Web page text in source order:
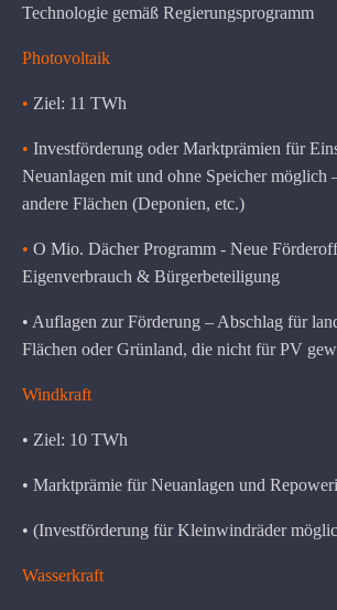
Technologie gemäß Regierungsprogramm
Photovoltaik
• Ziel: 11 TWh
• Investförderung oder Marktprämien für
Neuanlagen mit und ohne Speicher möglich
andere Flächen (Deponien, etc.)
• O Mio. Dächer Programm - Neue
Eigenverbrauch & Bürgerbeteiligung
• Auflagen zur Förderung – Abschlag für
Flächen oder Grünland, die nicht für PV
Windkraft
• Ziel: 10 TWh
• Marktprämie für Neuanlagen und
• (Investförderung für Kleinwindräder
Wasserkraft